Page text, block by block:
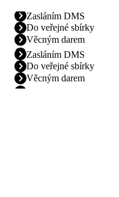
Zasláním DMS
Do veřejné sbírky
Věcným darem
Zasláním DMS
Do veřejné sbírky
Věcným darem